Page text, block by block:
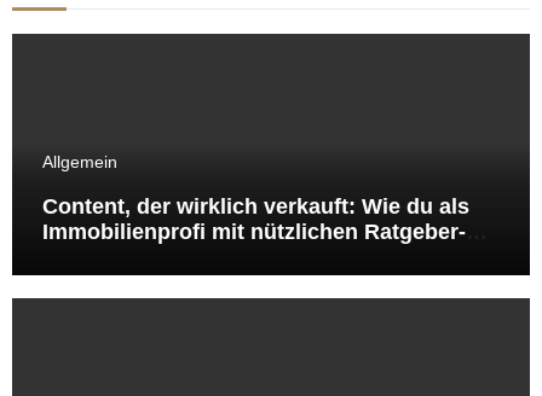
Allgemein
Content, der wirklich verkauft: Wie du als
Immobilienprofi mit nützlichen Ratgeber-
gewinnst